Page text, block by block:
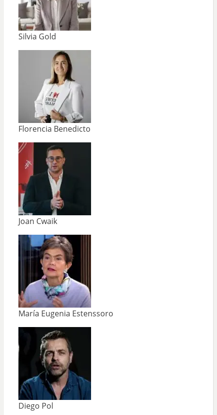
Silvia Gold
Florencia Benedicto
Joan Cwaik
María Eugenia Estenssoro
Diego Pol